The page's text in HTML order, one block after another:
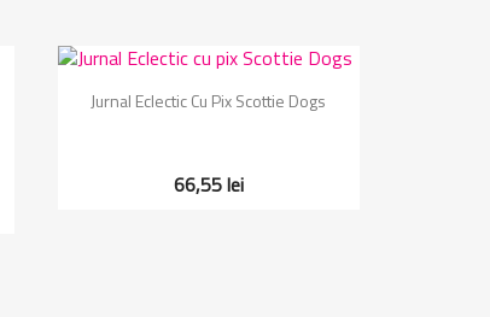
Vizualizare rapida
Jurnal Eclectic Cu Pix Scottie Dogs
66,55 lei